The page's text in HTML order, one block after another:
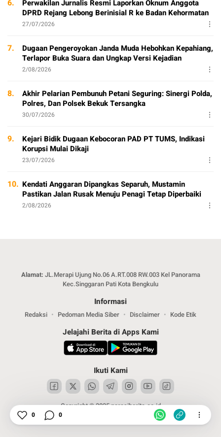
6.
Perwakilan Jurnalis Resmi Laporkan Oknum Anggota
DPRD Rejang Lebong Berinisial R ke Badan Kehormatan
27/07/2026
7.
Dugaan Pengeroyokan Janda Muda Hebohkan Kepahiang,
Terlapor Buka Suara dan Ungkap Versi Kejadian
2/08/2026
8.
Akhir Pelarian Pembunuh Petani Seguring: Sinergi Polda,
Polres, Dan Polsek Bekuk Tersangka
30/07/2026
9.
Kejari Bidik Dugaan Kebocoran PAD PT TUMS, Indikasi
Korupsi Mulai Dikaji
23/07/2026
10. Kendati Anggaran Dipangkas Separuh, Mustamin
Pastikan Jalan Rusak Menuju Penagi Tetap Diperbaiki
2/08/2026
Alamat: JL.Merapi Ujung No.06 A.RT.008 RW.003 Kel Panorama
Kec.Singgaran Pati Kota Bengkulu
Informasi
Redaksi Pedoman Media Siber Disclaimer Kode Etik
Jelajahi Berita di Apps Kami
Ikuti Kami
Copyright © 2025 narasiberita.co.id
0 0